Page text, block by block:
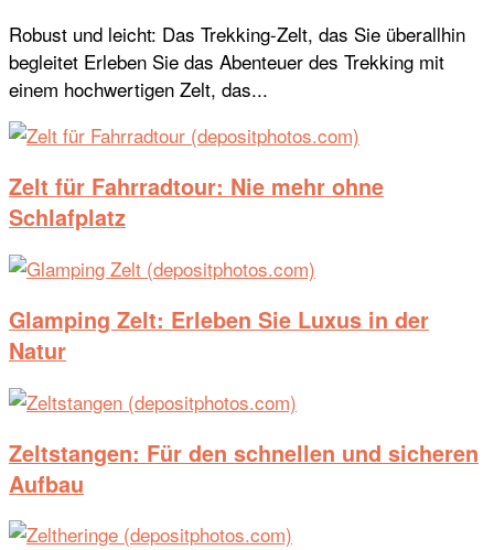
Robust und leicht: Das Trekking-Zelt, das Sie überallhin
begleitet Erleben Sie das Abenteuer des Trekking mit
einem hochwertigen Zelt, das...
Zelt für Fahrradtour: Nie mehr ohne
Schlafplatz
Glamping Zelt: Erleben Sie Luxus in der
Natur
Zeltstangen: Für den schnellen und sicheren
Aufbau